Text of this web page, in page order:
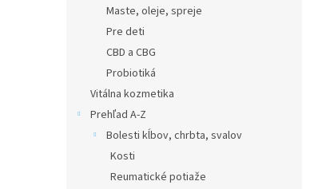
Maste, oleje, spreje
Pre deti
CBD a CBG
Probiotiká
Vitálna kozmetika
Prehľad A-Z
Bolesti kĺbov, chrbta, svalov
Kosti
Reumatické potiaže